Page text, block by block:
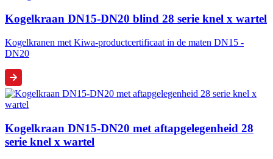
Kogelkraan DN15-DN20 blind 28 serie knel x wartel
Kogelkranen met Kiwa-productcertificaat in de maten DN15 -
DN20
Kogelkraan DN15-DN20 met aftapgelegenheid 28
serie knel x wartel